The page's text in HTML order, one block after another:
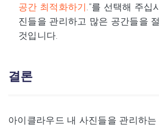
공간 최적화하기 .”를 선택해 주십
진들을 관리하고 많은 공간들을
것입니다.
결론
아이클라우드 내 사진들을 관리하는